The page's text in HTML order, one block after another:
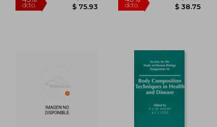
45%
dcto.